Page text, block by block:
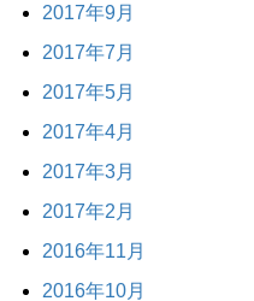
2017年9月
2017年7月
2017年5月
2017年4月
2017年3月
2017年2月
2016年11月
2016年10月